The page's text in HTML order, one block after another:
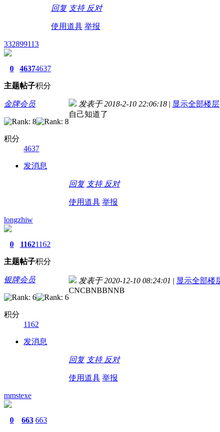
回复 支持 反对
使用道具 举报
332899113
0
主题
4637
帖子
4637
积分
金牌会员
积分
4637
发消息
发表于 2018-2-10 22:06:18 | 显示全部楼层
自己知道了
回复 支持 反对
使用道具 举报
longzhiw
0
主题
1162
帖子
1162
积分
银牌会员
积分
1162
发消息
发表于 2020-12-10 08:24:01 | 显示全部楼
CNCBNBBNNB
回复 支持 反对
使用道具 举报
mmstexe
0 663 663